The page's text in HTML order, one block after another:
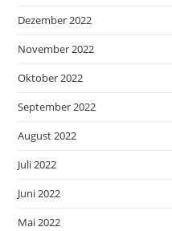
Dezember 2022
November 2022
Oktober 2022
September 2022
August 2022
Juli 2022
Juni 2022
Mai 2022